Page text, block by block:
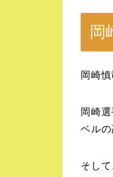
岡
岡崎
岡崎
ベル
そし